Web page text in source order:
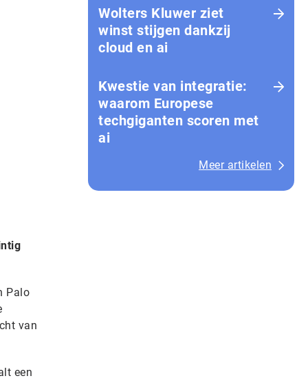
Palo
van
een
Wolters Kluwer ziet
winst stijgen dankzij
cloud en ai
Kwestie van integratie:
waarom Europese
techgiganten scoren met
ai
Meer artikelen